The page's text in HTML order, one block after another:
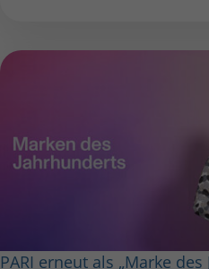
PARI erneut als „Marke